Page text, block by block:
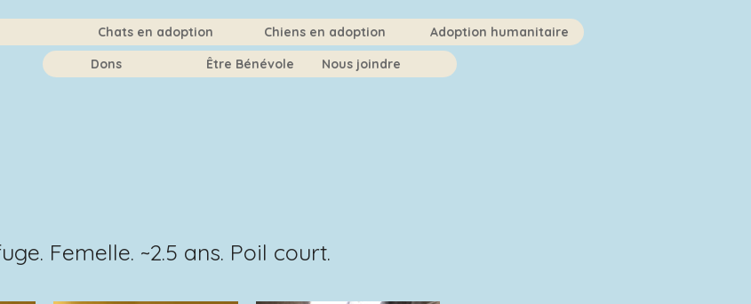
Chats en adoption Chiens en adoption
Adoption humanitaire
Dons
Être Bénévole Nous joindre
Femelle. ~2.5 ans. Poil court.